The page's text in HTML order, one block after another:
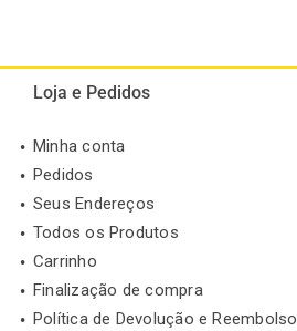
Loja e Pedidos
Minha conta
Pedidos
Seus Endereços
Todos os Produtos
Carrinho
Finalização de compra
Política de Devolução e Reembolso